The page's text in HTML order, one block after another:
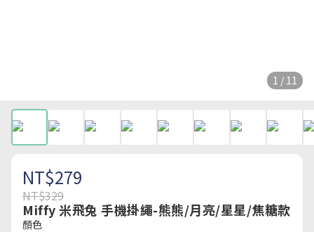
1 / 11
NT$279
NT$329
Miffy 米飛兔 手機掛繩-熊熊/月亮/星星/焦糖款
顏色